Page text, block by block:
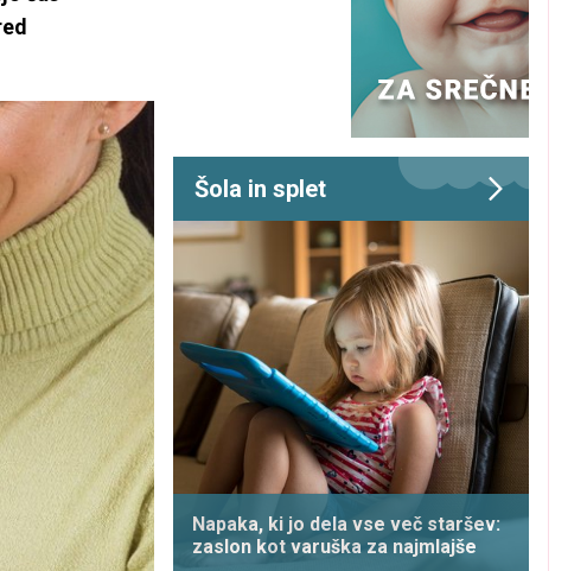
Šola in splet
Napaka, ki jo dela vse več staršev:
zaslon kot varuška za najmlajše